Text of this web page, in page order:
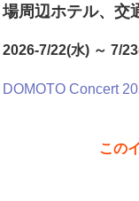
場周辺ホテル、交
2026-7/22(水) ～ 7/
DOMOTO Concert
この